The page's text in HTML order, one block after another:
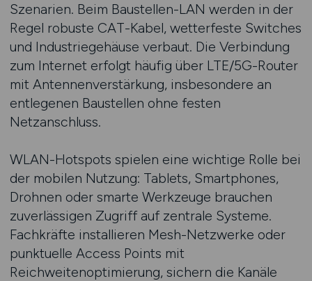
Szenarien. Beim Baustellen-LAN werden in der
Regel robuste CAT-Kabel, wetterfeste Switches
und Industriegehäuse verbaut. Die Verbindung
zum Internet erfolgt häufig über LTE/5G-Router
mit Antennenverstärkung, insbesondere an
entlegenen Baustellen ohne festen
Netzanschluss.
WLAN-Hotspots spielen eine wichtige Rolle bei
der mobilen Nutzung: Tablets, Smartphones,
Drohnen oder smarte Werkzeuge brauchen
zuverlässigen Zugriff auf zentrale Systeme.
Fachkräfte installieren Mesh-Netzwerke oder
punktuelle Access Points mit
Reichweitenoptimierung, sichern die Kanäle